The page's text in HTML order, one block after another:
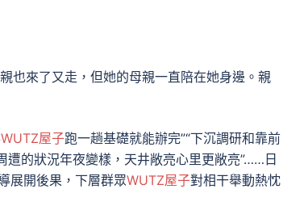
也來了又走，但她的母親一直陪在她身邊。親
WUTZ屋子跑一趟基礎就能辦完”“下沉調研和靠前
遭的狀況年夜變樣，天井敞亮心里更敞亮”……日
展開後果，下層群眾WUTZ屋子對相干舉動熱忱